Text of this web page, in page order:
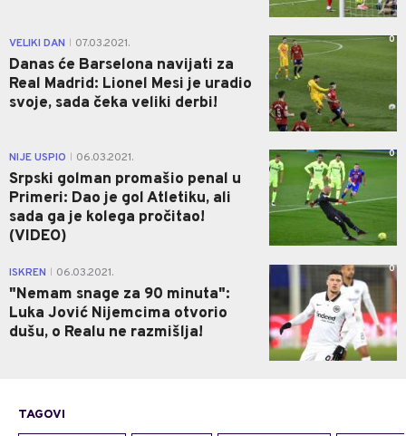
VELIKI DAN 07.03.2021.
Danas će Barselona navijati za
Real Madrid: Lionel Mesi je uradio
svoje, sada čeka veliki derbi!
0
NIJE USPIO 06.03.2021.
Srpski golman promašio penal u
Primeri: Dao je gol Atletiku, ali
sada ga je kolega pročitao!
(VIDEO)
0
ISKREN 06.03.2021.
"Nemam snage za 90 minuta":
Luka Jović Nijemcima otvorio
dušu, o Realu ne razmišlja!
0
TAGOVI